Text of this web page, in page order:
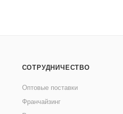
СОТРУДНИЧЕСТВО
Оптовые поставки
Франчайзинг